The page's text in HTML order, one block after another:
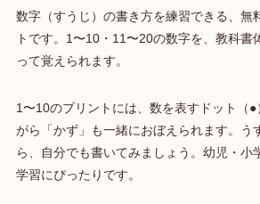
数字（すうじ）の書き方を練習できる、無
トです。1〜10・11〜20の数字を、教科書
って覚えられます。
1〜10のプリントには、数を表すドット（
がら「かず」も一緒におぼえられます。う
ら、自分でも書いてみましょう。幼児・小
学習にぴったりです。